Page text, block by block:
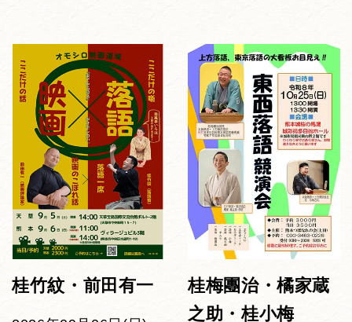
桂竹紋・前田有一
桂梅團治・橘家蔵
之助・桂小梅